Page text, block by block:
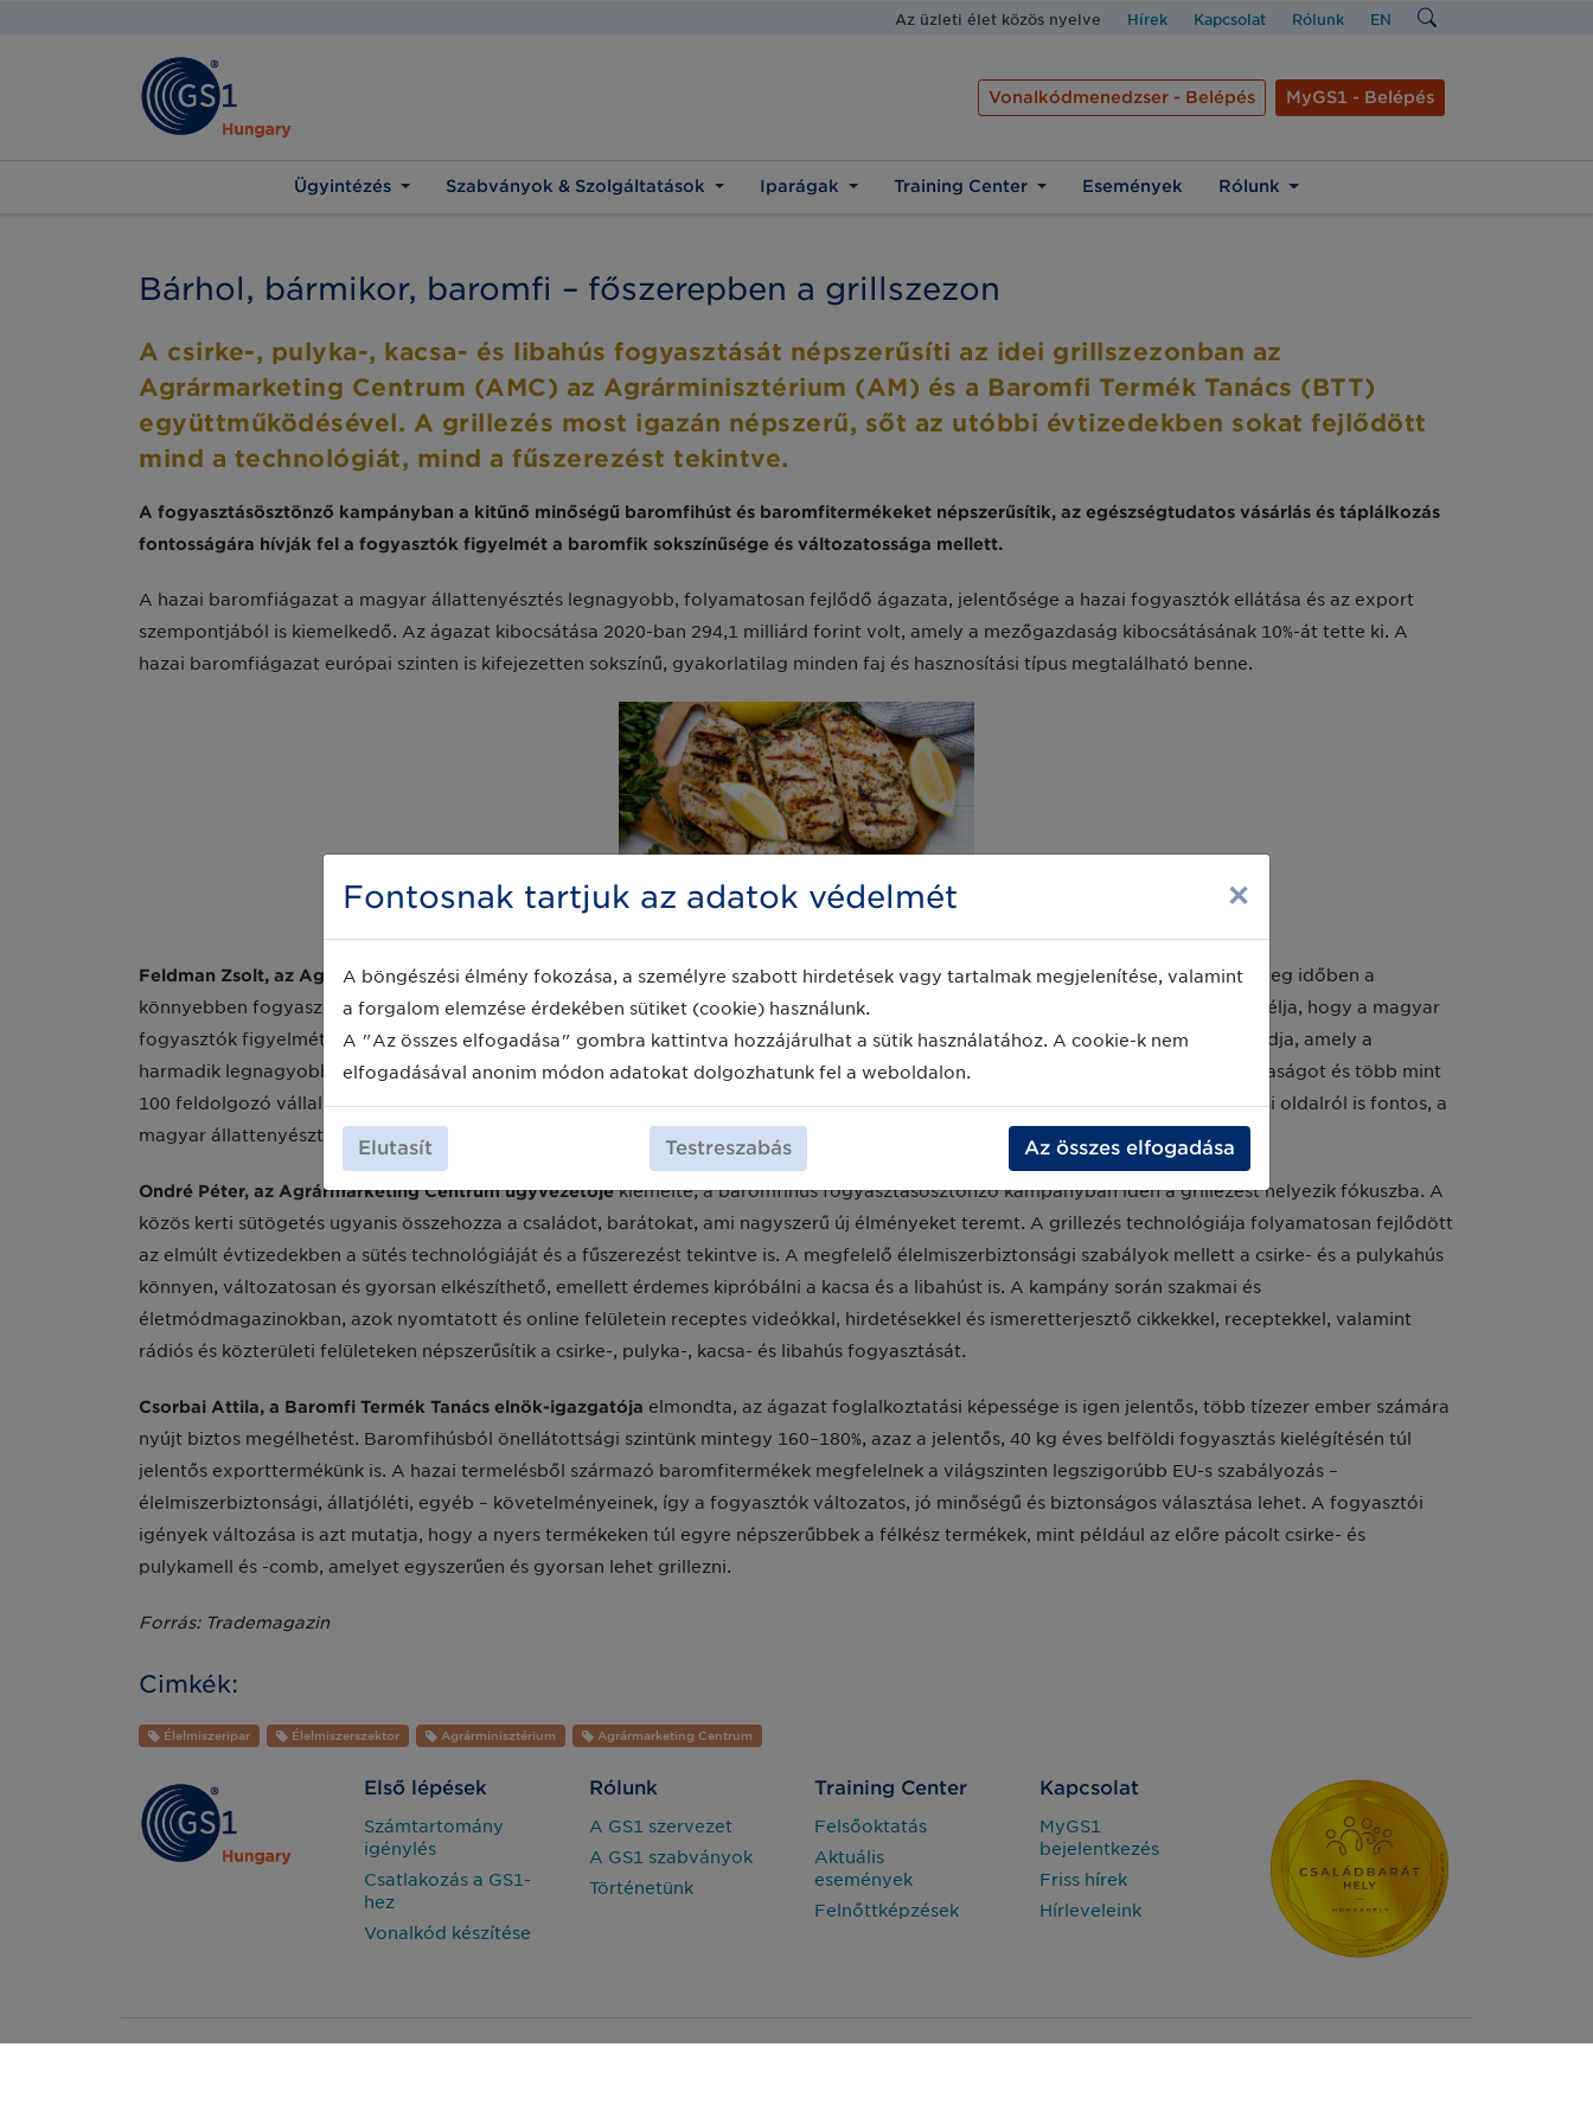
Az üzleti élet közös nyelve Hírek Kapcsolat Rólunk EN
Vonalkódmenedzser - Belépés MyGS1 - Belépés
Ügyintézés Szabványok & Szolgáltatások Iparágak Training Center Események Rólunk
Bárhol, bármikor, baromfi – főszerepben a grillszezon
A csirke-, pulyka-, kacsa- és libahús fogyasztását népszerűsíti az idei grillszezonban az
Agrármarketing Centrum (AMC) az Agrárminisztérium (AM) és a Baromfi Termék Tanács (BTT)
együttműködésével. A grillezés most igazán népszerű, sőt az utóbbi évtizedekben sokat fejlődött
mind a technológiát, mind a fűszerezést tekintve.
A fogyasztásösztönző kampányban a kitűnő minőségű baromfihúst és baromfitermékeket népszerűsítik, az egészségtudatos vásárlás és táplálkozás
fontosságára hívják fel a fogyasztók figyelmét a baromfik sokszínűsége és változatossága mellett.
A hazai baromfiágazat a magyar állattenyésztés legnagyobb, folyamatosan fejlődő ágazata, jelentősége a hazai fogyasztók ellátása és az export
szempontjából is kiemelkedő. Az ágazat kibocsátása 2020-ban 294,1 milliárd forint volt, amely a mezőgazdaság kibocsátásának 10%-át tette ki. A
hazai baromfiágazat európai szinten is kifejezetten sokszínű, gyakorlatilag minden faj és hasznosítási típus megtalálható benne.
Feldman Zsolt, az Agrárminisztérium mezőgazdaságért és vidékfejlesztésért felelős államtitkárahangsúlyozta, hogy ebben a meleg időben a
könnyebben fogyasztható, egészséges ételek kerültek előtérbe. Ebben nagy szerepet játszik a baromfi, éppen ezért a kampány célja, hogy a magyar
fogyasztók figyelmét felhívja a baromfihús fogyasztására. Jelenleg Magyarországon a hazai hústermelés felét a baromfiágazat adja, amely a
harmadik legnagyobb exportcikkünk, legalább 150 százalékban önellátóak vagyunk. Hazánkban jelenleg 2600 baromfitartó gazdaságot és több mint
100 feldolgozó vállalkozást tartunk számon. Majd hozzátette: a fenntartható húsfogyasztás, az egészséges táplálkozás fogyasztói oldalról is fontos, a
magyar állattenyésztés és mezőgazdaság képes kiváló minőségben ételt tenni az asztalra.
Ondré Péter, az Agrármarketing Centrum ügyvezetőjekiemelte, a baromfihús fogyasztásösztönző kampányban idén a grillezést helyezik fókuszba. A
közös kerti sütögetés ugyanis összehozza a családot, barátokat, ami nagyszerű új élményeket teremt. A grillezés technológiája folyamatosan fejlődött
az elmúlt évtizedekben a sütés technológiáját és a fűszerezést tekintve is. A megfelelő élelmiszerbiztonsági szabályok mellett a csirke- és a pulykahús
könnyen, változatosan és gyorsan elkészíthető, emellett érdemes kipróbálni a kacsa és a libahúst is. A kampány során szakmai és
életmódmagazinokban, azok nyomtatott és online felületein receptes videókkal, hirdetésekkel és ismeretterjesztő cikkekkel, receptekkel, valamint
rádiós és közterületi felületeken népszerűsítik a csirke-, pulyka-, kacsa- és libahús fogyasztását.
Csorbai Attila, a Baromfi Termék Tanács elnök-igazgatója elmondta, az ágazat foglalkoztatási képessége is igen jelentős, több tízezer ember számára
nyújt biztos megélhetést. Baromfihúsból önellátottsági szintünk mintegy 160–180%, azaz a jelentős, 40 kg éves belföldi fogyasztás kielégítésén túl
jelentős exporttermékünk is. A hazai termelésből származó baromfitermékek megfelelnek a világszinten legszigorúbb EU-s szabályozás –
élelmiszerbiztonsági, állatjóléti, egyéb – követelményeinek, így a fogyasztók változatos, jó minőségű és biztonságos választása lehet. A fogyasztói
igények változása is azt mutatja, hogy a nyers termékeken túl egyre népszerűbbek a félkész termékek, mint például az előre pácolt csirke- és
pulykamell és -comb, amelyet egyszerűen és gyorsan lehet grillezni.
Forrás: Trademagazin
Cimkék:
Élelmiszeripar Élelmiszerszektor Agrárminisztérium Agrármarketing Centrum
Első lépések
Számtartomány
igénylés
Csatlakozás a GS1-
hez
Vonalkód készítése
Rólunk
A GS1 szervezet
A GS1 szabványok
Történetünk
Training Center
Felsőoktatás
Aktuális
események
Felnőttképzések
Kapcsolat
MyGS1
bejelentkezés
Friss hírek
Hírleveleink
Fontosnak tartjuk az adatok védelmét ×
A böngészési élmény fokozása, a személyre szabott hirdetések vagy tartalmak megjelenítése, valamint
a forgalom elemzése érdekében sütiket (cookie) használunk.
A "Az összes elfogadása" gombra kattintva hozzájárulhat a sütik használatához. A cookie-k nem
elfogadásával anonim módon adatokat dolgozhatunk fel a weboldalon.
Elutasít Testreszabás Az összes elfogadása